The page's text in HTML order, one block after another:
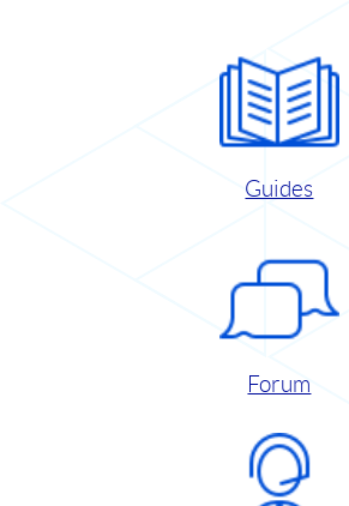
Guides
Forum